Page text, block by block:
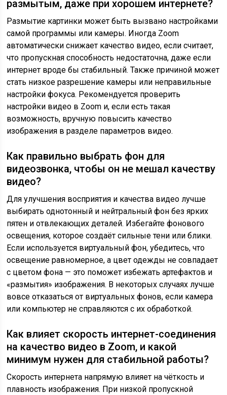
размытым, даже при хорошем интернете?
Размытие картинки может быть вызвано настройками
самой программы или камеры. Иногда Zoom
автоматически снижает качество видео, если считает,
что пропускная способность недостаточна, даже если
интернет вроде бы стабильный. Также причиной может
стать низкое разрешение камеры или неправильные
настройки фокуса. Рекомендуется проверить
настройки видео в Zoom и, если есть такая
возможность, вручную повысить качество
изображения в разделе параметров видео.
Как правильно выбрать фон для
видеозвонка, чтобы он не мешал качеству
видео?
Для улучшения восприятия и качества видео лучше
выбирать однотонный и нейтральный фон без ярких
пятен и отвлекающих деталей. Избегайте фонового
освещения, которое создаёт сильные тени или блики.
Если используется виртуальный фон, убедитесь, что
освещение равномерное, а цвет одежды не совпадает
с цветом фона — это поможет избежать артефактов и
«размытия» изображения. В некоторых случаях лучше
вовсе отказаться от виртуальных фонов, если камера
или компьютер не справляются с их обработкой.
Как влияет скорость интернет-соединения
на качество видео в Zoom, и какой
минимум нужен для стабильной работы?
Скорость интернета напрямую влияет на чёткость и
плавность изображения. При низкой пропускной